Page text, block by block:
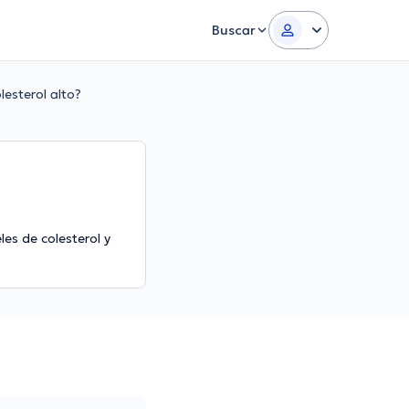
Buscar
alto?
de colesterol y